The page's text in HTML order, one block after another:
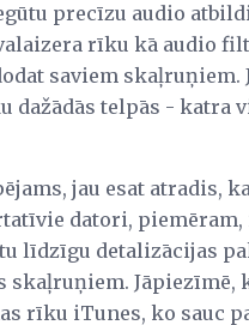
precīzu audio
rīku kā audio
saviem skaļruņiem.
telpās - katra
jau esat atradis,
datori, piemēram,
līdzīgu detalizācijas
Jāpiezīmē,
rīku iTunes, ko sauc